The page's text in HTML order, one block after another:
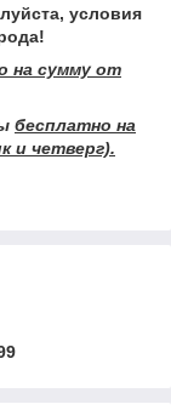
условия
на сумму от
бесплатно на
и четверг).